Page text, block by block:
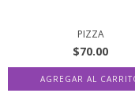
PIZZA
$70.00